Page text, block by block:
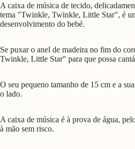
A caixa de música de tecido,
tema "Twinkle, Twinkle, Little Star", é
desenvolvimento do bebé.
Se puxar o anel de madeira no fim do
Twinkle, Little Star" para que possa
O seu pequeno tamanho de 15 cm e a
o lado.
A caixa de música é à prova de água,
à mão sem risco.